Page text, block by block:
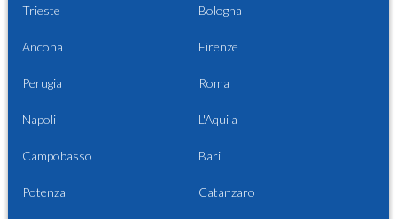
Trieste Bologna
Ancona Firenze
Perugia Roma
Napoli L'Aquila
Campobasso Bari
Potenza Catanzaro